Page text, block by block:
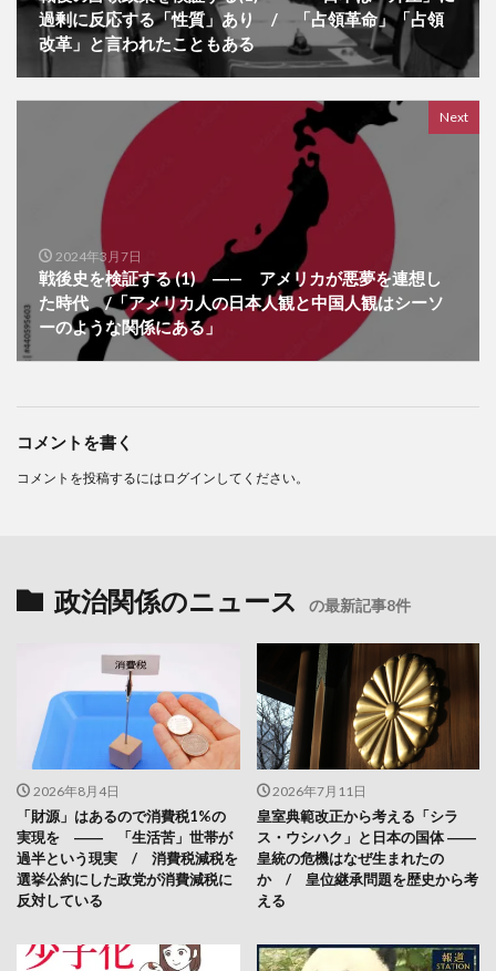
過剰に反応する「性質」あり / 「占領革命」「占領
改革」と言われたこともある
Next
2024年3月7日
戦後史を検証する (1) ―— アメリカが悪夢を連想し
た時代 /「アメリカ人の日本人観と中国人観はシーソ
ーのような関係にある」
コメントを書く
コメントを投稿するには ログイン してください。
政治関係のニュース の最新記事8件
2026年8月4日
「財源」はあるので消費税1%の
実現を ―― 「生活苦」世帯が
過半という現実 / 消費税減税を
選挙公約にした政党が消費減税に
反対している
2026年7月11日
皇室典範改正から考える「シラ
ス・ウシハク」と日本の国体 ――
皇統の危機はなぜ生まれたの
か / 皇位継承問題を歴史から考
える